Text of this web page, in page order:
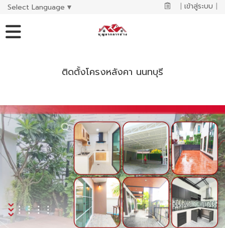
Select Language ▼ | เข้าสู่ระบบ |
ติดตั้งโครงหลังคา นนทบุรี